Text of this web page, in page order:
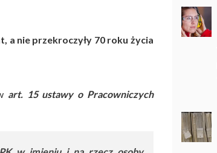
a nie przekroczyły 70 roku życia
art. 15 ustawy o Pracowniczych